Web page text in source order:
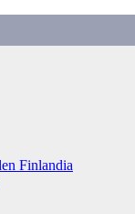
Finlandia